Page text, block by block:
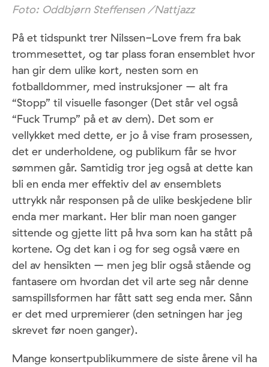
Foto: Oddbjørn Steffensen /Nattjazz
På et tidspunkt trer Nilssen-Love frem fra bak
trommesettet, og tar plass foran ensemblet hvor
han gir dem ulike kort, nesten som en
fotballdommer, med instruksjoner – alt fra
“Stopp” til visuelle fasonger (Det står vel også
“Fuck Trump” på et av dem). Det som er
vellykket med dette, er jo å vise fram prosessen,
det er underholdene, og publikum får se hvor
sømmen går. Samtidig tror jeg også at dette kan
bli en enda mer effektiv del av ensemblets
uttrykk når responsen på de ulike beskjedene blir
enda mer markant. Her blir man noen ganger
sittende og gjette litt på hva som kan ha stått på
kortene. Og det kan i og for seg også være en
del av hensikten – men jeg blir også stående og
fantasere om hvordan det vil arte seg når denne
samspillsformen har fått satt seg enda mer. Sånn
er det med urpremierer (den setningen har jeg
skrevet før noen ganger).
Mange konsertpublikummere de siste årene vil ha